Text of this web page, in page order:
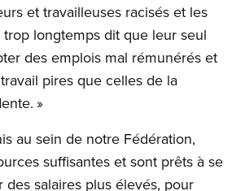
et travailleuses racisés et les
trop longtemps dit que leur seul
des emplois mal rémunérés et
pires que celles de la
»
au sein de notre Fédération,
suffisantes et sont prêts à se
salaires plus élevés, pour